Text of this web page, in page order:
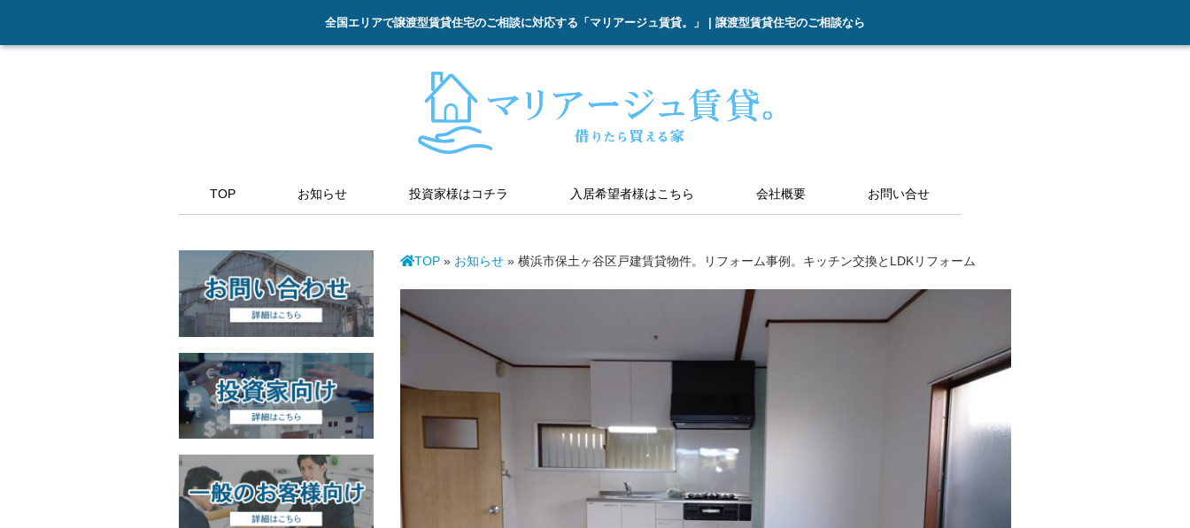
全国エリアで譲渡型賃貸住宅のご相談に対応する「マリアージュ賃貸。」 | 譲渡型賃貸住宅のご相談なら
TOP お知らせ 投資家様はコチラ 入居希望者様はこちら 会社概要 お問い合せ
TOP » お知らせ » 横浜市保土ヶ谷区戸建賃貸物件。リフォーム事例。キッチン交換とLDKリフォーム